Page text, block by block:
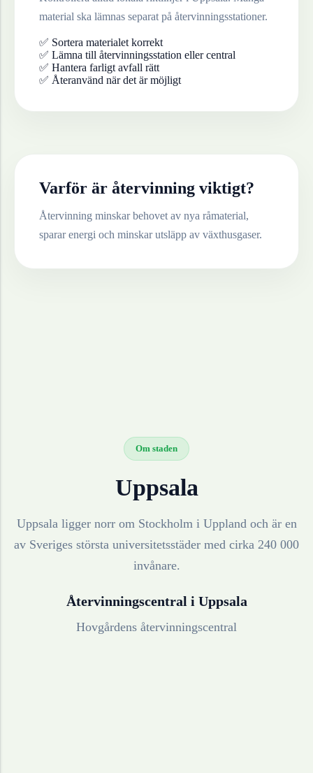
material ska lämnas separat på återvinningsstationer.
✅ Sortera materialet korrekt
✅ Lämna till återvinningsstation eller central
✅ Hantera farligt avfall rätt
✅ Återanvänd när det är möjligt
Varför är återvinning viktigt?
Återvinning minskar behovet av nya råmaterial,
sparar energi och minskar utsläpp av växthusgaser.
Om staden
Uppsala
Uppsala ligger norr om Stockholm i Uppland och är en
av Sveriges största universitetsstäder med cirka 240 000
invånare.
Återvinningscentral i Uppsala
Hovgårdens återvinningscentral